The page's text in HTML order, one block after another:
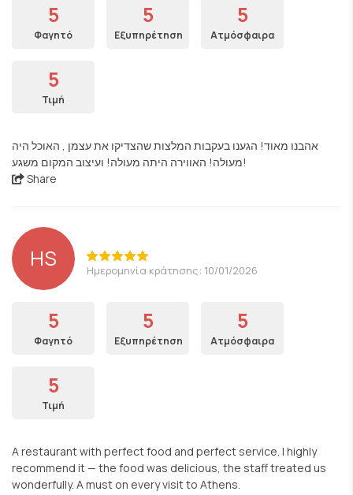
5
Φαγητό
5
Εξυπηρέτηση
5
Ατμόσφαιρα
5
Τιμή
אהבנו מאוד! הגענו בעקבות המלצות שהצדיקו את עצמן , האוכל היה
מעולה! האווירה היתה מעולה! ועיצוב המקום משגע!
Share
HS Ημερομηνία κράτησης: 10/01/2026
5
Φαγητό
5
Εξυπηρέτηση
5
Ατμόσφαιρα
5
Τιμή
A restaurant with perfect food and perfect service. I highly
recommend it — the food was delicious, the staff treated us
wonderfully. A must on every visit to Athens.